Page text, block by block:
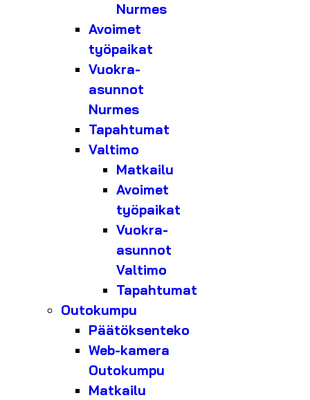
Nurmes
Avoimet
työpaikat
Vuokra-
asunnot
Nurmes
Tapahtumat
Valtimo
Matkailu
Avoimet
työpaikat
Vuokra-
asunnot
Valtimo
Tapahtumat
Outokumpu
Päätöksenteko
Web-kamera
Outokumpu
Matkailu